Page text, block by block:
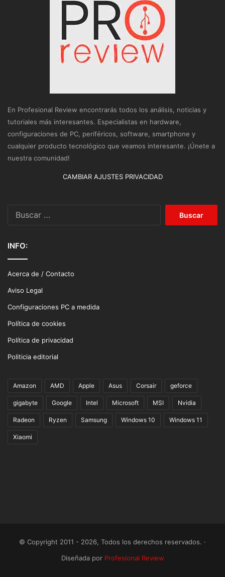
En Profesional Review encontrarás todos los análisis, noticias y
tutoriales más interesantes. Especialistas en hardware,
configuraciones de PC, periféricos, software, smartphone y
cualquier producto tecnológico que veamos interesante. ¡Únete a
nuestra comunidad!
CAMBIAR AJUSTES PRIVACIDAD
INFO:
Acerca de / Contacto
Aviso Legal
Configuraciones PC a medida
Política de cookies
Política de privacidad
Politicia editorial
Amazon AMD Apple Asus Corsair geforce
gigabyte Google Intel Microsoft MSI Nvidia
Radeon Ryzen Samsung Windows 10 Windows 11
Xiaomi
© Copyright 2011 - 2026, Todos los derechos reservados. ·
Diseñada por Profesional Review